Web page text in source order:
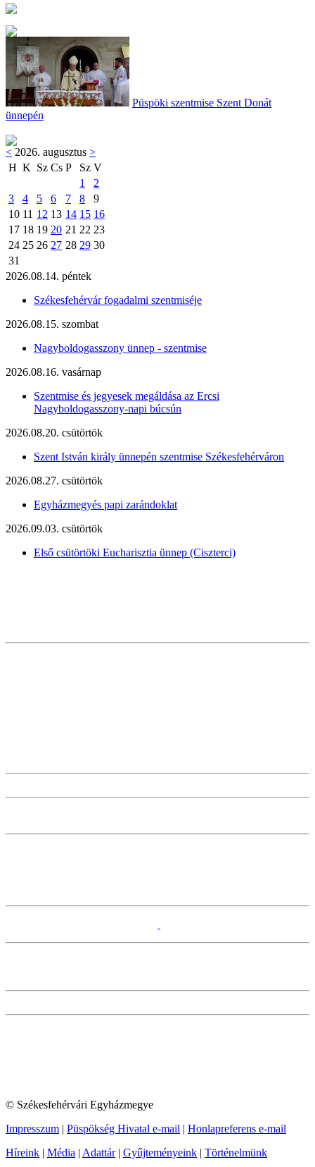
Püspöki szentmise Szent Donát
ünnepén
< 2026. augusztus >
H K Sz Cs P Sz V
1
2
3
4 5 6 7 8
9
10 11 12 13 14 15 16
17 18 19 20 21 22 23
24 25 26 27 28 29 30
31
2026.08.14. péntek
Székesfehérvár fogadalmi szentmiséje
2026.08.15. szombat
Nagyboldogasszony ünnep - szentmise
2026.08.16. vasárnap
Szentmise és jegyesek megáldása az Ercsi
Nagyboldogasszony-napi búcsún
2026.08.20. csütörtök
Szent István király ünnepén szentmise Székesfehérváron
2026.08.27. csütörtök
Egyházmegyés papi zarándoklat
2026.09.03. csütörtök
Első csütörtöki Eucharisztia ünnep (Ciszterci)
© Székesfehérvári Egyházmegye
Impresszum | Püspökség Hivatal e-mail | Honlapreferens e-mail
Híreink | Média | Adattár| Gyűjteményeink | Történelmünk